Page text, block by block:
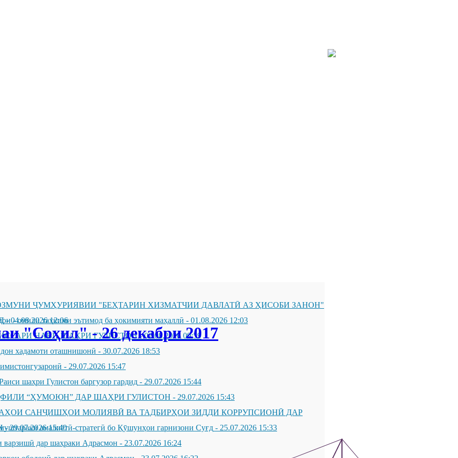
ҶУМҲУРИЯВИИ "БЕҲТАРИН ХИЗМАТЧИИ ДАВЛАТӢ АЗ ҲИСОБИ ЗАНОН"
-04.08.2026 12:06
- омили таҳкими эътимод ба ҳокимияти маҳаллӣ - 01.08.2026 12:03
НАВИ ШАҲРИ ГУЛИСТОН-02.08.2026 09:59
хадамоти оташнишонӣ - 30.07.2026 18:53
- 29.07.2026 15:47
шаҳри Гулистон баргузор гардид - 29.07.2026 15:44
“ҲУМОЮН” ДАР ШАҲРИ ГУЛИСТОН - 29.07.2026 15:43
САНҶИШҲОИ МОЛИЯВӢ ВА ТАДБИРҲОИ ЗИДДИ КОРРУПСИОНӢ ДАР
-29.07.2026 15:40амалиётӣ-стратегӣ бо Қӯшунҳои гарнизони Суғд - 25.07.2026 15:33
варзишӣ дар шаҳраки Адрасмон - 23.07.2026 16:24
"Соҳил" - 26 декабри 2017